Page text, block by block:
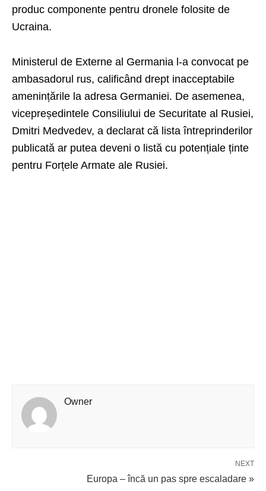
produc componente pentru dronele folosite de
Ucraina.
Ministerul de Externe al Germania l-a convocat pe
ambasadorul rus, calificând drept inacceptabile
amenințările la adresa Germaniei. De asemenea,
vicepreședintele Consiliului de Securitate al Rusiei,
Dmitri Medvedev, a declarat că lista întreprinderilor
publicată ar putea deveni o listă cu potențiale ținte
pentru Forțele Armate ale Rusiei.
Owner
NEXT
Europa – încă un pas spre escaladare »